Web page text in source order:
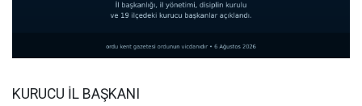
KURUCU İL BAŞKANI